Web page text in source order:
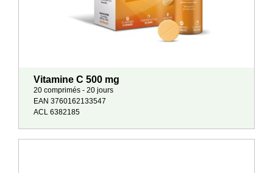
Vitamine C 500 mg
20 comprimés - 20 jours
EAN 3760162133547
ACL 6382185